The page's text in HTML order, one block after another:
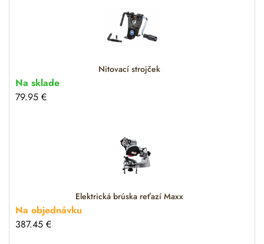
Nitovací strojček
Na sklade
79.95 €
Elektrická brúska reťazí Maxx
Na objednávku
387.45 €